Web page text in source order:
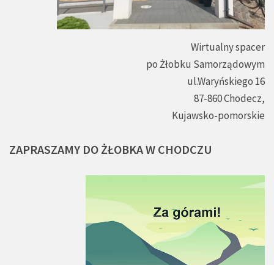
Wirtualny spacer
po Żłobku Samorządowym
ul.Waryńskiego 16
87-860 Chodecz,
Kujawsko-pomorskie
ZAPRASZAMY DO ŻŁOBKAW CHODCZU